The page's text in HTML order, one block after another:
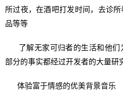
所过夜，在酒吧打发时间，去诊
品等等
了解无家可归者的生活和他们
部分的事实都经过开发者的大量研
体验富于情感的优美背景音乐